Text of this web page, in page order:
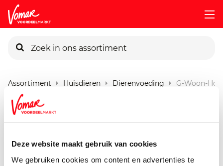
Deze website maakt gebruik van cookies
We gebruiken cookies om content en advertenties te
Pincode vergeten
Persoonlijk KIK-account
Assortiment Huisdieren Dierenvoeding G-Woon-
G'woon Hond Gelei Rund